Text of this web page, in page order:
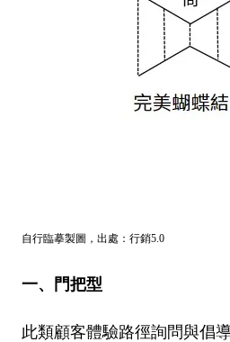
自行臨摹製圖，出處：行銷5.0
一、門把型
此類顧客體驗路徑詢問與倡